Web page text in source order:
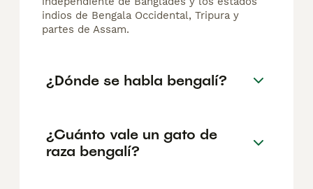
indios de Bengala Occidental, Tripura y
partes de Assam.
¿Dónde se habla bengalí?
¿Cuánto vale un gato de
raza bengalí?